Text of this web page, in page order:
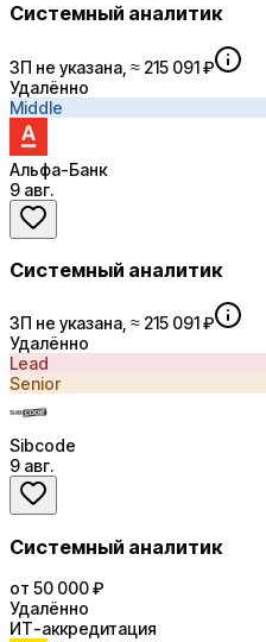
Системный аналитик
ЗП не указана, ≈ 215 091 ₽
Удалённо
Middle
Альфа-Банк
9 авг.
Системный аналитик
ЗП не указана, ≈ 215 091 ₽
Удалённо
Lead
Senior
Sibcode
9 авг.
Системный аналитик
от 50 000 ₽
Удалённо
ИТ-аккредитация